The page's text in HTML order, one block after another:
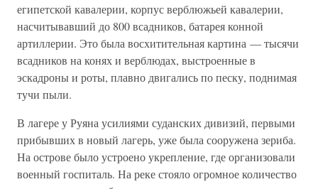
египетской кавалерии, корпус верблюжьей кавалерии,
насчитывавший до 800 всадников, батарея конной
артиллерии. Это была восхитительная картина — тысячи
всадников на конях и верблюдах, выстроенные в
эскадроны и роты, плавно двигались по песку, поднимая
тучи пыли.
В лагере у Руяна усилиями суданских дивизий, первыми
прибывших в новый лагерь, уже была сооружена зериба.
На острове было устроено укрепление, где организовали
военный госпиталь. На реке стояло огромное количество